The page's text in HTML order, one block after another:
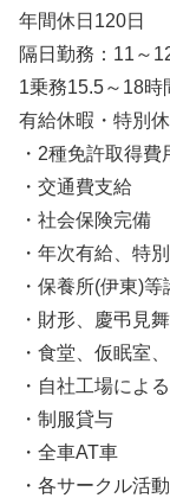
年間休日120日
隔日勤務：11～
1乗務15.5～18時
有給休暇・特別
・2種免許取得
・交通費支給
・社会保険完備
・年次有給、特
・保養所(伊東)
・財形、慶弔見
・食堂、仮眠室
・自社工場によ
・制服貸与
・全車AT車
・各サークル活動